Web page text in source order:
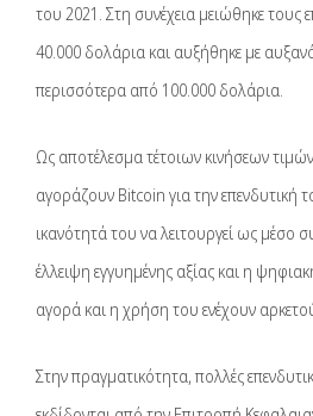
του 2021. Στη συνέχεια μειώθηκε
40.000 δολάρια και αυξήθηκε με
περισσότερα από 100.000 δολάρια.
Ως αποτέλεσμα τέτοιων κινήσεων
αγοράζουν Bitcoin για την επενδυτική
ικανότητά του να λειτουργεί ως μέσο
έλλειψη εγγυημένης αξίας και η
αγορά και η χρήση του ενέχουν
Στην πραγματικότητα, πολλές